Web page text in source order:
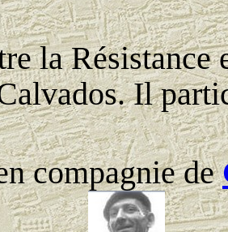
la Résistance
Il
compagnie de